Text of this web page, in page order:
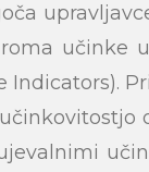
učinke